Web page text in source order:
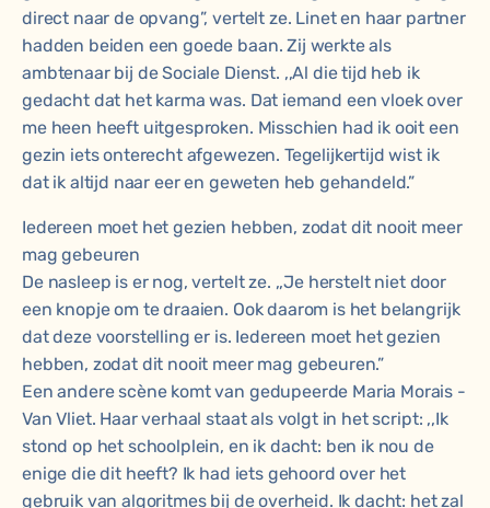
direct naar de opvang”, vertelt ze. Linet en haar partner
hadden beiden een goede baan. Zij werkte als
ambtenaar bij de Sociale Dienst. ,,Al die tijd heb ik
gedacht dat het karma was. Dat iemand een vloek over
me heen heeft uitgesproken. Misschien had ik ooit een
gezin iets onterecht afgewezen. Tegelijkertijd wist ik
dat ik altijd naar eer en geweten heb gehandeld.”
Iedereen moet het gezien hebben, zodat dit nooit meer
mag gebeuren
De nasleep is er nog, vertelt ze. ,,Je herstelt niet door
een knopje om te draaien. Ook daarom is het belangrijk
dat deze voorstelling er is. Iedereen moet het gezien
hebben, zodat dit nooit meer mag gebeuren.”
Een andere scène komt van gedupeerde Maria Morais -
Van Vliet. Haar verhaal staat als volgt in het script: ,,Ik
stond op het schoolplein, en ik dacht: ben ik nou de
enige die dit heeft? Ik had iets gehoord over het
gebruik van algoritmes bij de overheid. Ik dacht: het zal